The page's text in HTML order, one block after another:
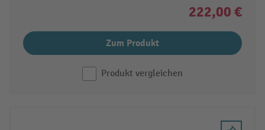
222,00 €
Zum Produkt
Produkt vergleichen